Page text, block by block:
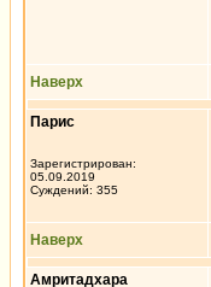
Наверх
Парис
Зарегистрирован:
05.09.2019
Суждений: 355
Наверх
Амритадхара